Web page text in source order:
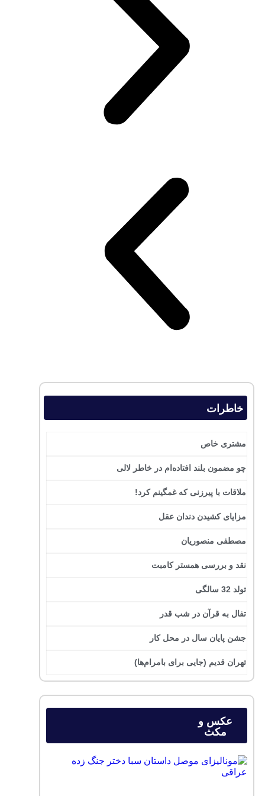
خاطرات
مشتری خاص
چو مضمون بلند افتاده‌ام در خاطر لالی
ملاقات با پیرزنی که غمگینم کرد!
مزایای کشیدن دندان عقل
مصطفی منصوریان
نقد و بررسی همستر کامبت
تولد 32 سالگی
تفال به قرآن در شب قدر
جشن پایان سال در محل کار
تهران قدیم (جایی برای بامرام‌ها)
عکس و
مکث